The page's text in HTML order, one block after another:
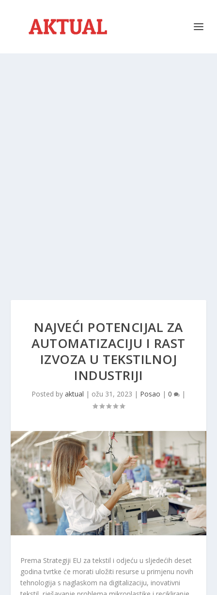
NAJVEĆI POTENCIJAL ZA
AUTOMATIZACIJU I RAST
IZVOZA U TEKSTILNOJ
INDUSTRIJI
Posted by aktual | ožu 31, 2023 | Posao | 0 |
Prema Strategiji EU za tekstil i odjeću u sljedećih deset
godina tvrtke će morati uložiti resurse u primjenu novih
tehnologija s naglaskom na digitalizaciju, inovativni